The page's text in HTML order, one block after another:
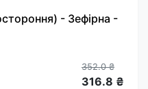
- Зефірна -
352.0 ₴
316.8 ₴